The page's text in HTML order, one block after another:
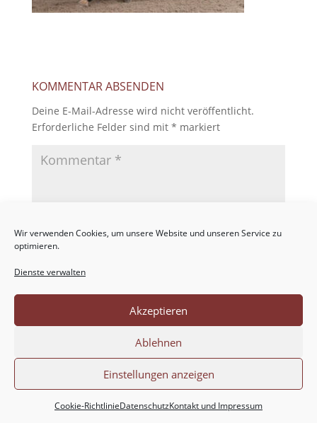
Wir verwenden Cookies, um unsere Website und unseren Service zu
optimieren.
Dienste verwalten
Akzeptieren
Ablehnen
Einstellungen anzeigen
Cookie-RichtlinieDatenschutzKontakt und Impressum
KOMMENTAR ABSENDEN
Deine E-Mail-Adresse wird nicht veröffentlicht.
Erforderliche Felder sind mit * markiert